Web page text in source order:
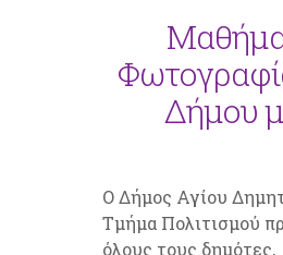
Δήμου
Ο Δήμος Αγίου
Τμήμα Πολιτισμού
όλους τους δημότες,